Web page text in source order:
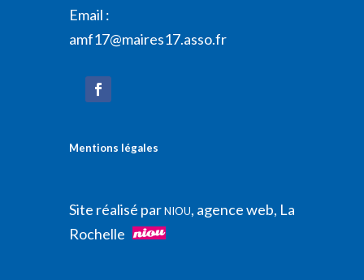
Email :
amf17@maires17.asso.fr
Mentions légales
Site réalisé parNIOU, agence web, La
Rochelle